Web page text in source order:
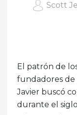
Scott
El patrón de
fundadores de
Javier buscó
durante el siglo